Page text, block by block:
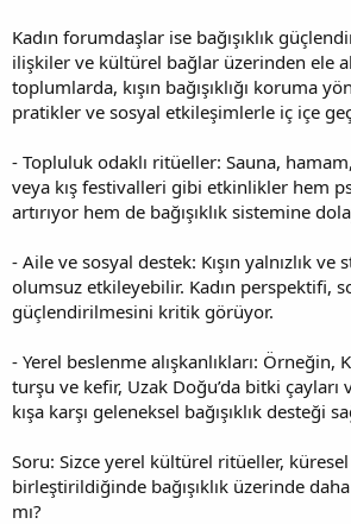
Kadın forumdaşlar ise bağışıklık
ilişkiler ve kültürel bağlar üzerinden ele
toplumlarda, kışın bağışıklığı koruma
pratikler ve sosyal etkileşimlerle iç içe
- Topluluk odaklı ritüeller: Sauna,
veya kış festivalleri gibi etkinlikler hem
artırıyor hem de bağışıklık sistemine
- Aile ve sosyal destek: Kışın yalnızlık ve
olumsuz etkileyebilir. Kadın perspektifi,
güçlendirilmesini kritik görüyor.
- Yerel beslenme alışkanlıkları: Örneğin,
turşu ve kefir, Uzak Doğu’da bitki çayları
kışa karşı geleneksel bağışıklık desteği
Soru: Sizce yerel kültürel ritüeller,
birleştirildiğinde bağışıklık üzerinde
mı?